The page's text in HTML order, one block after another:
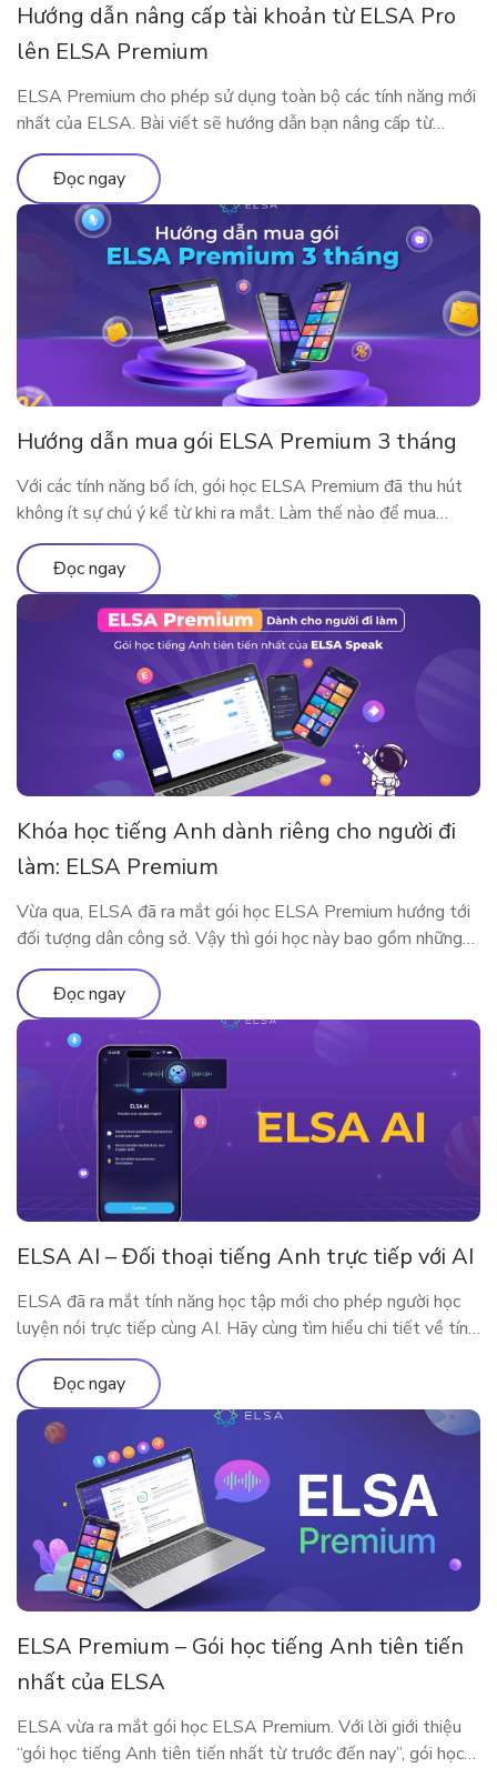
Hướng dẫn nâng cấp tài khoản từ ELSA Pro
lên ELSA Premium
ELSA Premium cho phép sử dụng toàn bộ các tính năng mới
nhất của ELSA. Bài viết sẽ hướng dẫn bạn nâng cấp từ
ELSA Pro lên ELSA Premium nhé!
Đọc ngay
Hướng dẫn mua gói ELSA Premium 3 tháng
Với các tính năng bổ ích, gói học ELSA Premium đã thu hút
không ít sự chú ý kể từ khi ra mắt. Làm thế nào để mua
ELSA Premium 3 tháng?
Đọc ngay
Khóa học tiếng Anh dành riêng cho người đi
làm: ELSA Premium
Vừa qua, ELSA đã ra mắt gói học ELSA Premium hướng tới
đối tượng dân công sở. Vậy thì gói học này bao gồm những
gì? Vì sao ELSA Premium lại phù hợp với người đi làm? Hãy
cùng tìm hiểu qua bài viết sau nhé!
Đọc ngay
ELSA AI – Đối thoại tiếng Anh trực tiếp với AI
ELSA đã ra mắt tính năng học tập mới cho phép người học
luyện nói trực tiếp cùng AI. Hãy cùng tìm hiểu chi tiết về tính
năng qua bài viết
Đọc ngay
ELSA Premium – Gói học tiếng Anh tiên tiến
nhất của ELSA
ELSA vừa ra mắt gói học ELSA Premium. Với lời giới thiệu
“gói học tiếng Anh tiên tiến nhất từ trước đến nay”, gói học